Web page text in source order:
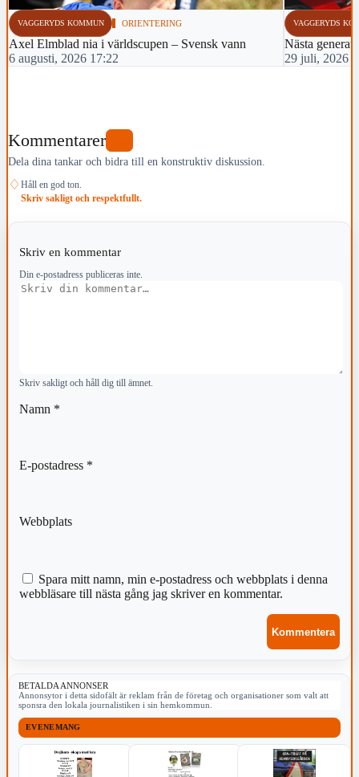
VAGGERYDS KOMMUN ORIENTERING
Axel Elmblad nia i världscupen – Svensk vann
6 augusti, 2026 17:22
VAGGERYDS
Nästa
29 juli, 2026
Kommentarer
Dela dina tankar och bidra till en konstruktiv diskussion.
♢ Håll en god ton.
Skriv sakligt och respektfullt.
Skriv en kommentar
Din e-postadress publiceras inte.
Kommentar
Skriv sakligt och håll dig till ämnet.
Namn *
E-postadress *
Webbplats
Spara mitt namn, min e-postadress och webbplats i denna
webbläsare till nästa gång jag skriver en kommentar.
BETALDA ANNONSER
Annonsytor i detta sidofält är reklam från de företag och organisationer som valt att
sponsra den lokala journalistiken i sin hemkommun.
EVENEMANG